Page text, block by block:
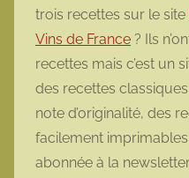
trois recettes sur le site
Vins de France ? Ils
recettes mais c’est un
des recettes
note d’originalité, des
facilement
abonnée à la